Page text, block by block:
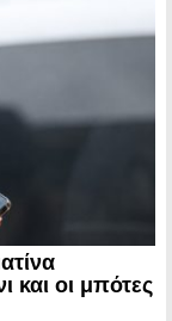
και οι μπότες